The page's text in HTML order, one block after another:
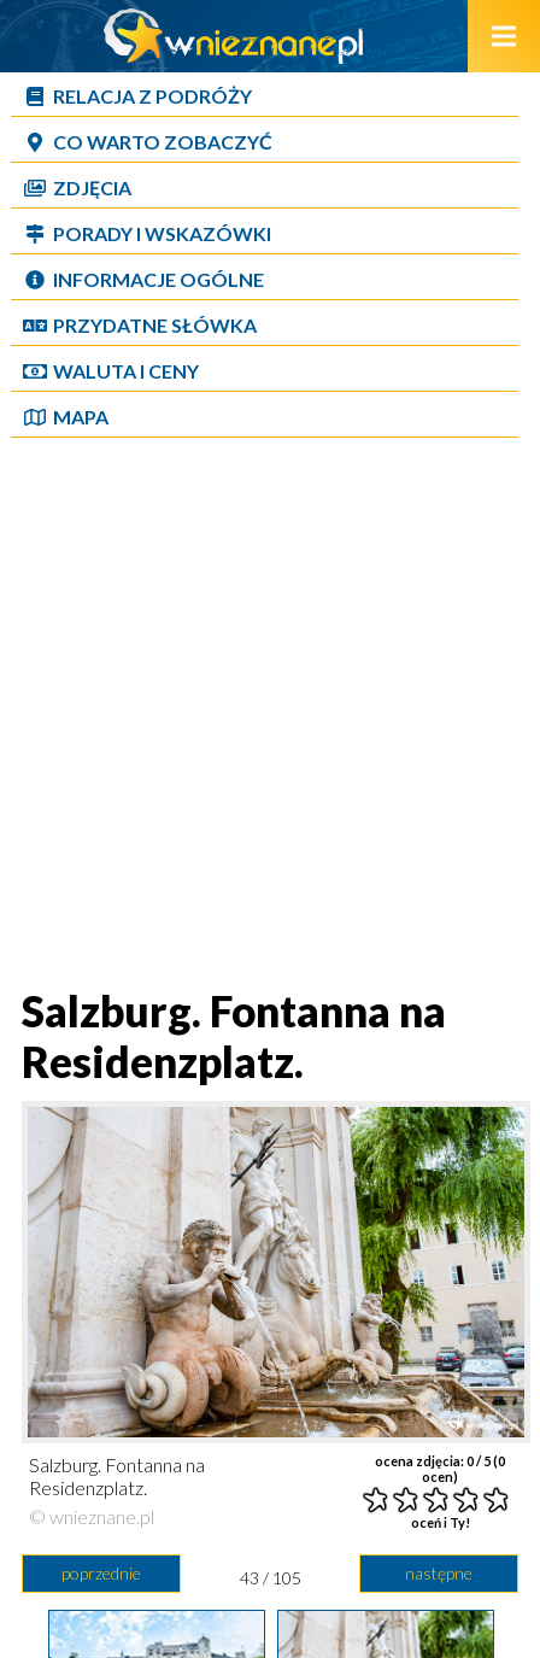
RELACJA Z PODRÓŻY
CO WARTO ZOBACZYĆ
ZDJĘCIA
PORADY I WSKAZÓWKI
INFORMACJE OGÓLNE
PRZYDATNE SŁÓWKA
WALUTA I CENY
MAPA
Salzburg. Fontanna na
Residenzplatz.
ocena zdjęcia:0/ 5 (0
ocen)
oceń i Ty!
Salzburg. Fontanna na
Residenzplatz.
© wnieznane.pl
poprzednie następne
43 / 105